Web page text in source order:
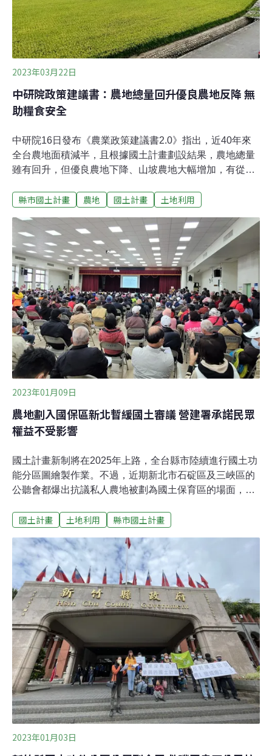
2023年03月22日
中研院政策建議書：農地總量回升優良農地反降 無
助糧食安全
中研院16日發布《農業政策建議書2.0》指出，近40年來
全台農地面積減半，且根據國土計畫劃設結果，農地總量
雖有回升，但優良農地下降、山坡農地大幅增加，有從平
安全，且影響生態保育、增加災害風險。內政部則表示，
互為消長或平地轉坡地或問題。近40年農地減半 中研院發
布《農業政策建議書2.0》中央研究院在《農業政策建議書
2.0》中指出，都市化發展加速優良農地流失，並以內政部
國土利用調查資料指出，近40年來全台農地面積減半，從
1982年126萬公頃，減少至2018年74萬公頃。建議書指
出，為了提升優良農地比例，《國土法》訂有農地管控基
準，儘量將較不適合農用的土地釋出給其他部門。不過據
2020年縣市國土計畫提報結果，全國農地總量雖然增加至
109萬公頃，卻發現農業用地從平地移轉至山坡地。「農
1」優良農地僅
縣市國土計畫 農地 國土計畫 土地利用
2023年01月09日
農地劃入國保區新北暫緩國土審議 營建署承諾民眾
權益不受影響
國土計畫新制將在2025年上路，全台縣市陸續進行國土功
能分區圖繪製作業。不過，近期新北市石碇區及三峽區的
公聽會都爆出抗議私人農地被劃為國土保育區的場面，農
計畫審議進度，持續蒐集民間意見。內政部營建署組長蘇
指出，國土保育區是依據現行區域計畫劃設，土地使用限
制也是延續現有法規。而「國土計畫土地使用管制規則」
還在草案階段，預計會在今年通過，成為新制國土計畫的
土地使用管制規定。避免零星開發破壞環境 國土計畫劃設
四大功能分區國土計畫將在2025年取代現行區域計畫，目
標透過全面調查強化國土空間規劃，以國土保育地區、海
洋資源地區、農業發展地區、城鄉發展地區四大功能分
區，避免零星開發破壞農業及自然環境。自2018年全國國
土計畫公告、2021年縣市國土計畫實施，國土計畫目前轉
軌進行到第三階段，地方政府須製作國
國土計畫 土地利用 縣市國土計畫
2023年01月03日